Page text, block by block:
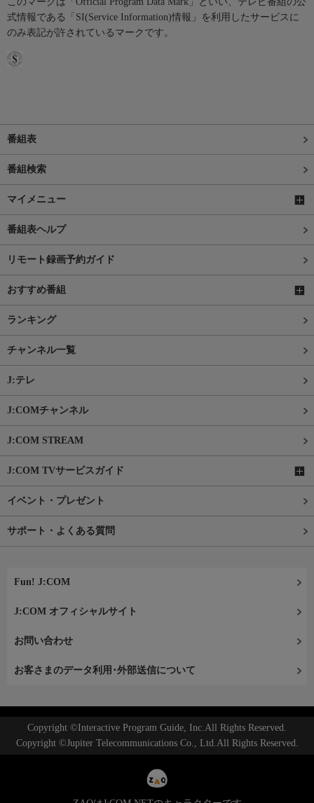
式情報である「SI(Service Information)情報」を利用したサービスに
のみ表記が許されているマークです。
番組表
番組検索
マイメニュー
番組表ヘルプ
リモート録画予約ガイド
おすすめ番組
ランキング
チャンネル一覧
J:テレ
J:COMチャンネル
J:COM STREAM
J:COM TVサービスガイド
イベント・プレゼント
サポート・よくある質問
Fun! J:COM
J:COM オフィシャルサイト
お問い合わせ
お客さまのデータ利用･外部送信について
Copyright ©Interactive Program Guide, Inc.All Rights Reserved.
Copyright ©Jupiter Telecommunications Co., Ltd.All Rights Reserved.